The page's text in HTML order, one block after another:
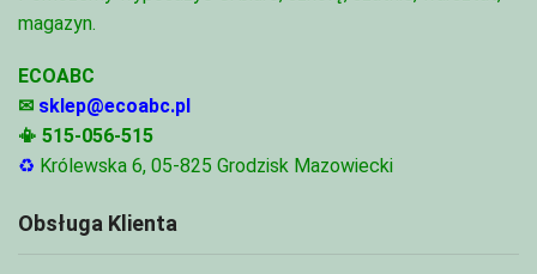
magazyn.
ECOABC
✉ sklep@ecoabc.pl
📳 515-056-515
♻ Królewska 6, 05-825 Grodzisk Mazowiecki
Obsługa Klienta